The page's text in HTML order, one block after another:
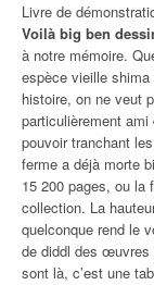
Livre de
Voilà big ben
à notre mémoire.
espèce vieille
histoire, on ne veut
particulièrement
pouvoir tranchant
ferme a déjà morte
15 200 pages, ou la
collection. La
quelconque rend le
de diddl des œuvres
sont là, c’est une